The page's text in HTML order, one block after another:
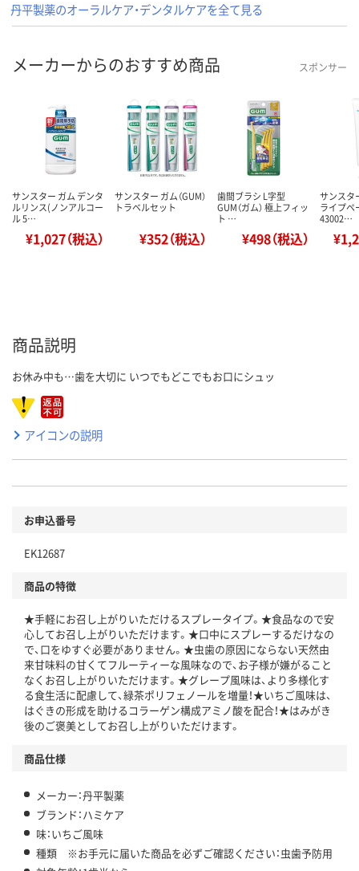
丹平製薬のオーラルケア・デンタルケアを全て見る
メーカーからのおすすめ商品 スポンサー
サンスター ガム デンタ
ルリンス(ノンアルコー
ル 5…
¥1,027（税込）
サンスター ガム（GUM）
トラベルセット
¥352（税込）
歯間ブラシ L字型
GUM（ガム） 極上フィッ
ト …
¥498（税込）
サンスタ
ライプペ
43002…
商品説明
お休み中も…歯を大切に いつでもどこでもお口にシュッ
アイコンの説明
お申込番号
EK12687
商品の特徴
★手軽にお召し上がりいただけるスプレータイプ。★食品なので安
心してお召し上がりいただけます。★口中にスプレーするだけなの
で、口をゆすぐ必要がありません。★虫歯の原因にならない天然由
来甘味料の甘くてフルーティーな風味なので、お子様が嫌がること
なくお召し上がりいただけます。★グレープ風味は、より多様化す
る食生活に配慮して、緑茶ポリフェノールを増量！★いちご風味は、
はぐきの形成を助けるコラーゲン構成アミノ酸を配合！★はみがき
後のご褒美としてお召し上がりいただけます。
商品仕様
メーカー：丹平製薬
ブランド：ハミケア
味：いちご風味
種類 ※お手元に届いた商品を必ずご確認ください：虫歯予防用